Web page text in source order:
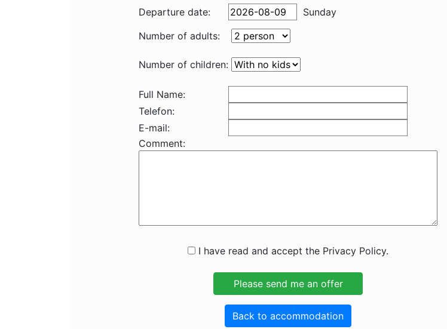
Departure date:
Sunday
Number of adults:
Number of children:
Full Name:
Telefon:
E-mail:
Comment:
I have read and accept the Privacy Policy.
Back to accommodation